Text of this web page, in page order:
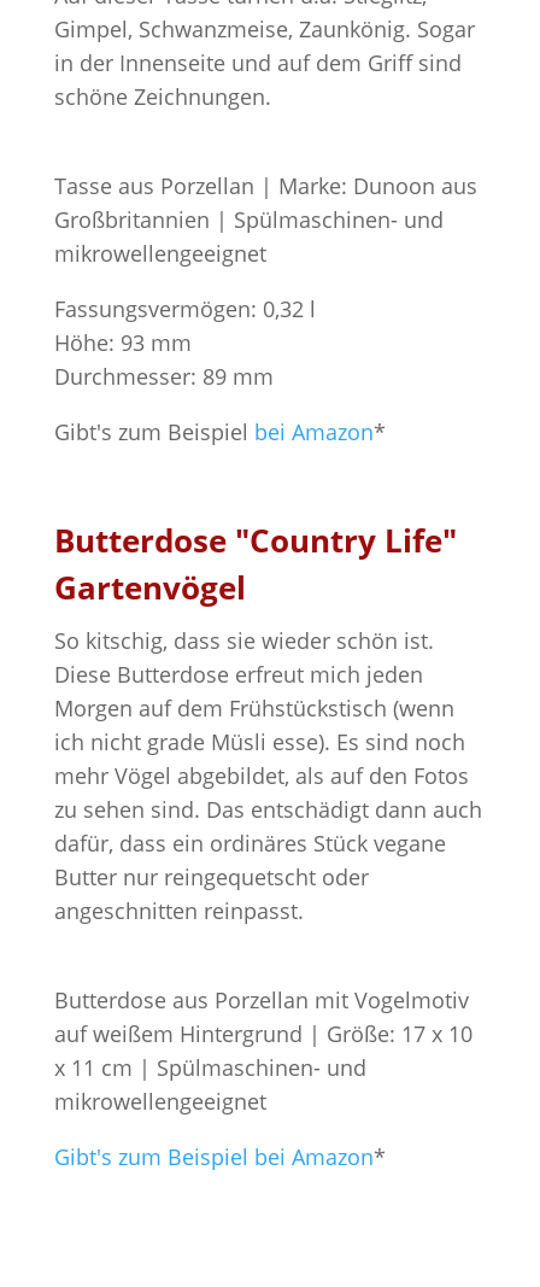
Gimpel, Schwanzmeise, Zaunkönig. Sogar
in der Innenseite und auf dem Griff sind
schöne Zeichnungen.
Tasse aus Porzellan | Marke: Dunoon aus
Großbritannien | Spülmaschinen- und
mikrowellengeeignet
Fassungsvermögen: 0,32 l
Höhe: 93 mm
Durchmesser: 89 mm
Gibt's zum Beispiel bei Amazon*
Butterdose "Country Life"
Gartenvögel
So kitschig, dass sie wieder schön ist.
Diese Butterdose erfreut mich jeden
Morgen auf dem Frühstückstisch (wenn
ich nicht grade Müsli esse). Es sind noch
mehr Vögel abgebildet, als auf den Fotos
zu sehen sind. Das entschädigt dann auch
dafür, dass ein ordinäres Stück vegane
Butter nur reingequetscht oder
angeschnitten reinpasst.
Butterdose aus Porzellan mit Vogelmotiv
auf weißem Hintergrund | Größe: 17 x 10
x 11 cm | Spülmaschinen- und
mikrowellengeeignet
Gibt's zum Beispiel bei Amazon*